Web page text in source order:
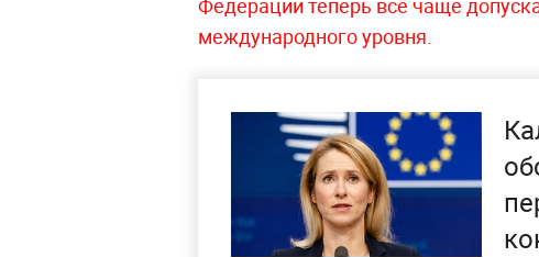
Федерации теперь всё чаще
международного уровня.